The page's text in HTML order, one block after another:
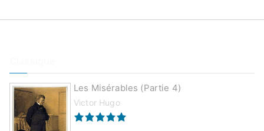
Les Misérables (partie 4)
Victor Hugo